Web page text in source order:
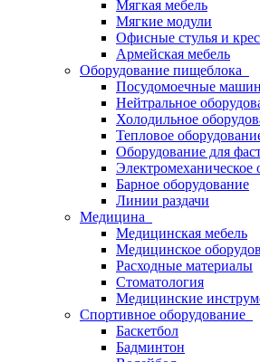
Мягкая мебель
Мягкие модули
Офисные стулья и
Армейская мебель
Оборудование пищеблока
Посудомоечные
Нейтральное
Холодильное
Тепловое
Оборудование для
Электромеханическое
Барное оборудование
Линии раздачи
Медицина
Медицинская мебель
Медицинское
Расходные материалы
Стоматология
Медицинские
Спортивное оборудование
Баскетбол
Бадминтон